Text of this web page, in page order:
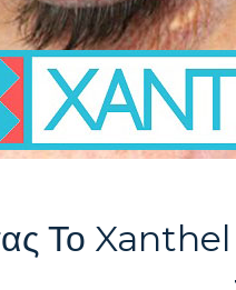
Το